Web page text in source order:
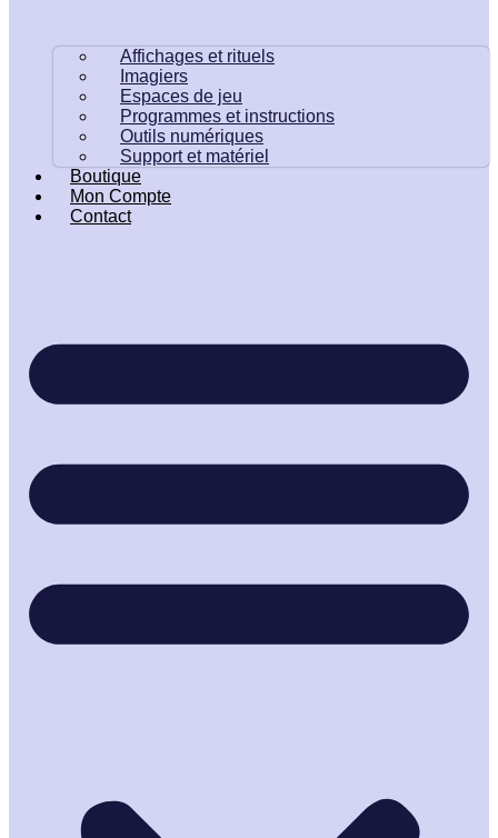
Affichages et rituels
Imagiers
Espaces de jeu
Programmes et instructions
Outils numériques
Support et matériel
Boutique
Mon Compte
Contact